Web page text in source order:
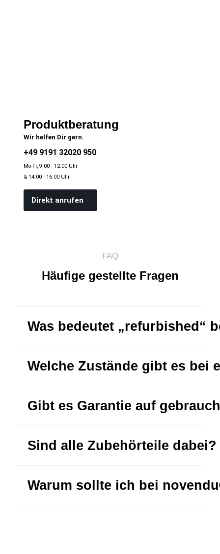
Produktberatung
Wir helfen Dir gern.
+49 9191 32020 950
Mo-Fr, 9:00 - 12:00 Uhr
& 14:00 - 16:00 Uhr
Direkt anrufen
FAQ
Häufige gestellte Fragen
Was bedeutet „refurbished“
Welche Zustände gibt es bei
Gibt es Garantie auf
Sind alle Zubehörteile dabei?
Warum sollte ich bei